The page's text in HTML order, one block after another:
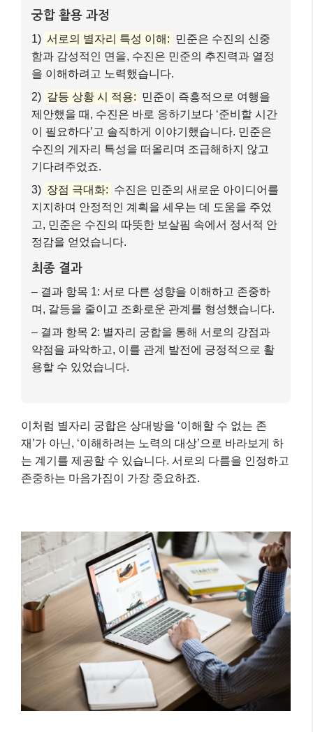
궁합 활용 과정
1) 서로의 별자리 특성 이해: 민준은 수진의 신중
함과 감성적인 면을, 수진은 민준의 추진력과 열정
을 이해하려고 노력했습니다.
2) 갈등 상황 시 적용: 민준이 즉흥적으로 여행을
제안했을 때, 수진은 바로 응하기보다 ‘준비할 시간
이 필요하다’고 솔직하게 이야기했습니다. 민준은
수진의 게자리 특성을 떠올리며 조급해하지 않고
기다려주었죠.
3) 장점 극대화: 수진은 민준의 새로운 아이디어를
지지하며 안정적인 계획을 세우는 데 도움을 주었
고, 민준은 수진의 따뜻한 보살핌 속에서 정서적 안
정감을 얻었습니다.
최종 결과
– 결과 항목 1: 서로 다른 성향을 이해하고 존중하
며, 갈등을 줄이고 조화로운 관계를 형성했습니다.
– 결과 항목 2: 별자리 궁합을 통해 서로의 강점과
약점을 파악하고, 이를 관계 발전에 긍정적으로 활
용할 수 있었습니다.
이처럼 별자리 궁합은 상대방을 ‘이해할 수 없는 존
재’가 아닌, ‘이해하려는 노력의 대상’으로 바라보게 하
는 계기를 제공할 수 있습니다. 서로의 다름을 인정하고
존중하는 마음가짐이 가장 중요하죠.